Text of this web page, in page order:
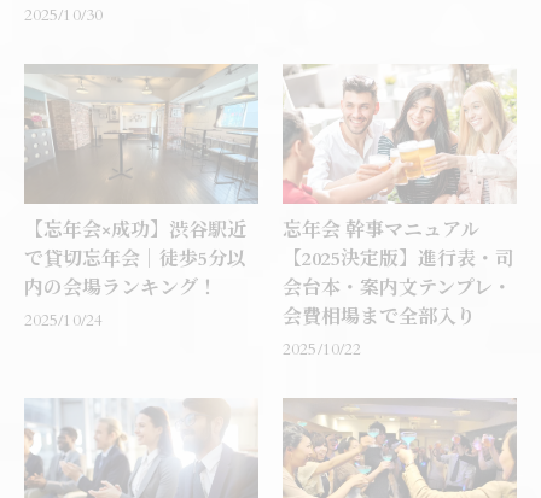
2025/10/30
【忘年会×成功】渋谷駅近
で貸切忘年会｜徒歩5分以
内の会場ランキング！
2025/10/24
忘年会 幹事マニュアル
【2025決定版】進行表・司
会台本・案内文テンプレ・
会費相場まで全部入り
2025/10/22